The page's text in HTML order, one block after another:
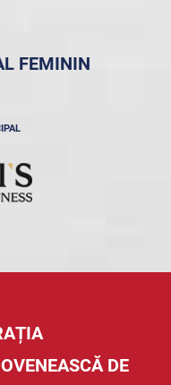
FEMININ
DE